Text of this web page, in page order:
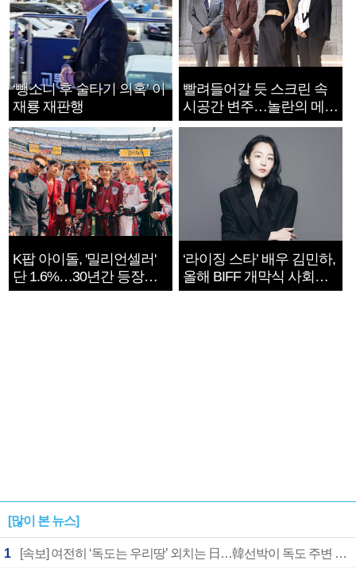
‘뺑소니 후 술타기 의혹’ 이
재룡 재판행
빨려들어갈 듯 스크린 속
시공간 변주…놀란의 메시
지는 ‘전쟁 속죄’
K팝 아이돌, '밀리언셀러'
단 1.6%…30년간 등장
1182개팀 전수조사
‘라이징 스타’ 배우 김민하,
올해 BIFF 개막식 사회자
확정
[많이 본 뉴스]
1 [속보] 여전히 ‘독도는 우리땅’ 외치는 日…韓선박이 독도 주변 해양조사 활동하자 반발